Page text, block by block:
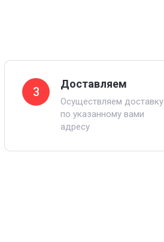
3
Доставляем
Осуществляем доставку
по указанному вами
адресу